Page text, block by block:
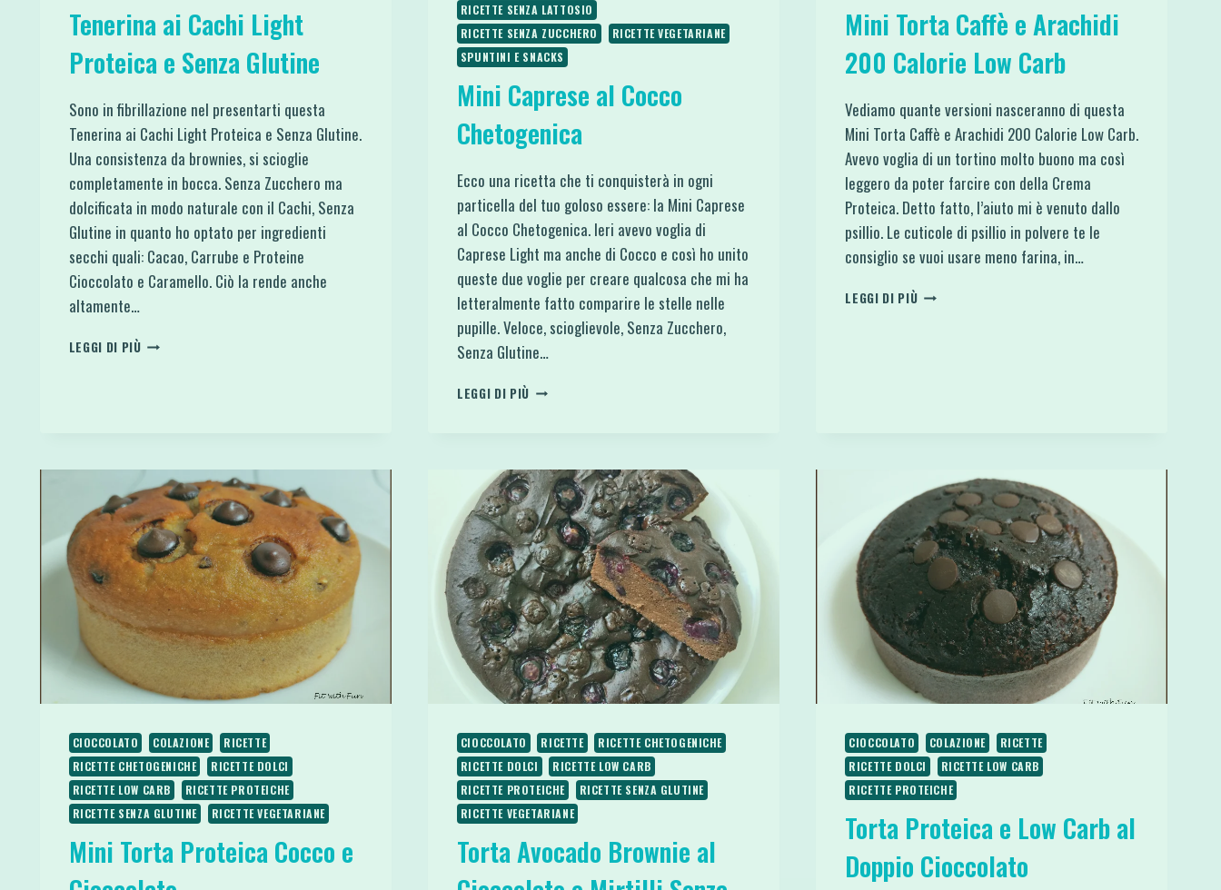
Tenerina ai Cachi Light
Proteica e Senza Glutine
Sono in fibrillazione nel presentarti questa
Tenerina ai Cachi Light Proteica e Senza Glutine.
Una consistenza da brownies, si scioglie
completamente in bocca. Senza Zucchero ma
dolcificata in modo naturale con il Cachi, Senza
Glutine in quanto ho optato per ingredienti
secchi quali: Cacao, Carrube e Proteine
Cioccolato e Caramello. Ciò la rende anche
altamente…
LEGGI DI PIÙTENERINA
GLUTINE
RICETTE SENZA LATTOSIO
RICETTE SENZA ZUCCHERO
RICETTE VEGETARIANE
SPUNTINI E SNACKS
Mini Caprese al Cocco
Chetogenica
Ecco una ricetta che ti conquisterà in ogni
particella del tuo goloso essere: la Mini Caprese
al Cocco Chetogenica. Ieri avevo voglia di
Caprese Light ma anche di Cocco e così ho unito
queste due voglie per creare qualcosa che mi ha
letteralmente fatto comparire le stelle nelle
pupille. Veloce, scioglievole, Senza Zucchero,
Senza Glutine…
LEGGI DI PIÙ MINI
Mini Torta Caffè e Arachidi
200 Calorie Low Carb
Vediamo quante versioni nasceranno di questa
Mini Torta Caffè e Arachidi 200 Calorie Low Carb.
Avevo voglia di un tortino molto buono ma così
leggero da poter farcire con della Crema
Proteica. Detto fatto, l’aiuto mi è venuto dallo
psillio. Le cuticole di psillio in polvere te le
consiglio se vuoi usare meno farina, in…
LEGGI DI PIÙMINI
CIOCCOLATO COLAZIONE
RICETTE
RICETTE CHETOGENICHE
RICETTE DOLCI
RICETTE LOW CARB
RICETTE PROTEICHE
RICETTE SENZA GLUTINE
RICETTE VEGETARIANE
Mini Torta Proteica Cocco e
CIOCCOLATO RICETTE
RICETTE CHETOGENICHE
RICETTE DOLCI
RICETTE LOW CARB
RICETTE PROTEICHE
RICETTE SENZA GLUTINE
RICETTE VEGETARIANE
Torta Avocado Brownie al
CIOCCOLATO COLAZIONE
RICETTE
RICETTE DOLCI
RICETTE LOW CARB
RICETTE PROTEICHE
Torta Proteica e Low Carb al
Doppio Cioccolato